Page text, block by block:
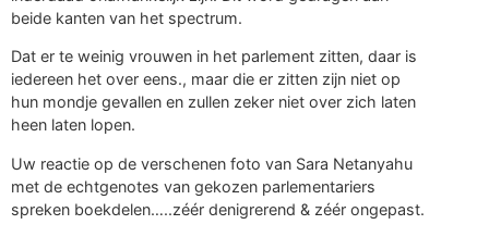
beide kanten van het spectrum.
Dat er te weinig vrouwen in het parlement zitten, daar is
iedereen het over eens., maar die er zitten zijn niet op
hun mondje gevallen en zullen zeker niet over zich laten
heen laten lopen.
Uw reactie op de verschenen foto van Sara Netanyahu
met de echtgenotes van gekozen parlementariers
spreken boekdelen…..zéér denigrerend & zéér ongepast.